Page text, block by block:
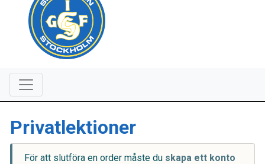
Privatlektioner
För att slutföra en order måste du skapa ett konto